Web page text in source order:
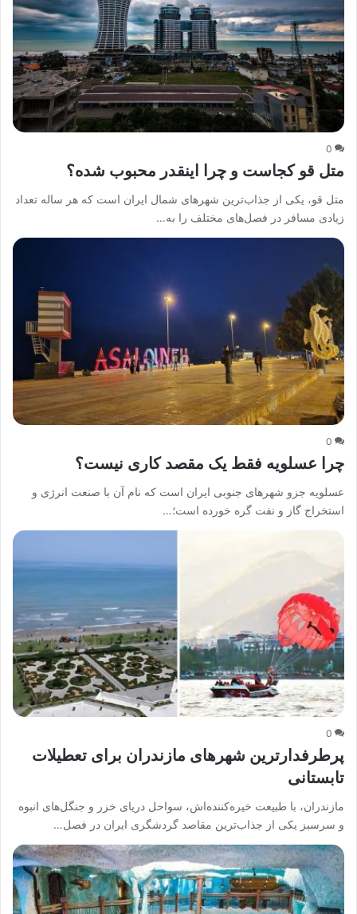
0
متل قو کجاست و چرا اینقدر محبوب شده؟
متل قو، یکی از جذاب‌ترین شهرهای شمال ایران است که هر ساله تعداد
زیادی مسافر در فصل‌های مختلف را به…
0
چرا عسلویه فقط یک مقصد کاری نیست؟
عسلویه جزو شهرهای جنوبی ایران است که نام آن با صنعت انرژی و
استخراج گاز و نفت گره خورده است؛…
0
پرطرفدارترین شهرهای مازندران برای تعطیلات
تابستانی
مازندران، با طبیعت خیره‌کننده‌اش، سواحل دریای خزر و جنگل‌های انبوه
و سرسبز یکی از جذاب‌ترین مقاصد گردشگری ایران در فصل…